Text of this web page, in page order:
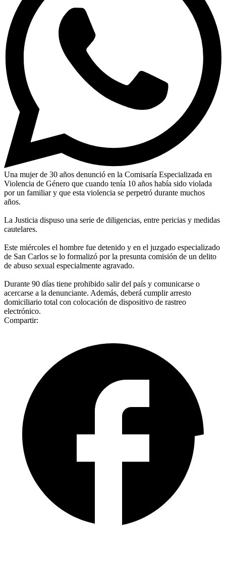
Una mujer de 30 años denunció en la Comisaría Especializada en
Violencia de Género que cuando tenía 10 años había sido violada
por un familiar y que esta violencia se perpetró durante muchos
años.
La Justicia dispuso una serie de diligencias, entre pericias y medidas
cautelares.
Este miércoles el hombre fue detenido y en el juzgado especializado
de San Carlos se lo formalizó por la presunta comisión de un delito
de abuso sexual especialmente agravado.
Durante 90 días tiene prohibido salir del país y comunicarse o
acercarse a la denunciante. Además, deberá cumplir arresto
domiciliario total con colocación de dispositivo de rastreo
electrónico.
Compartir: